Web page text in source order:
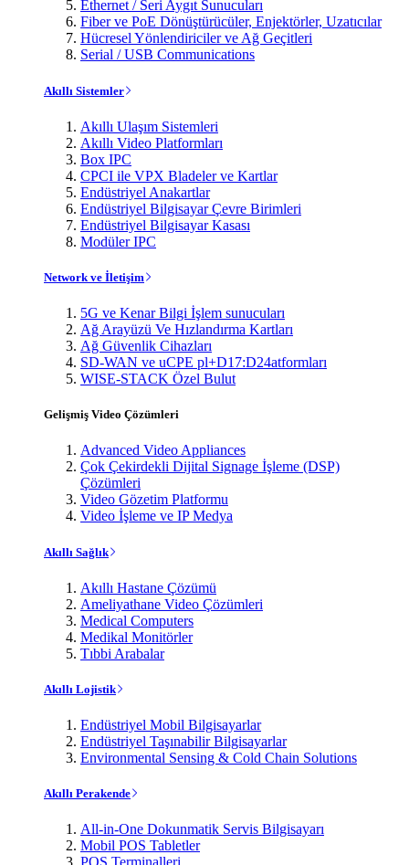
Ethernet / Seri Aygıt Sunucuları
Fiber ve PoE Dönüştürücüler, Enjektörler, Uzatıcılar
Hücresel Yönlendiriciler ve Ağ Geçitleri
Serial / USB Communications
Akıllı Sistemler
Akıllı Ulaşım Sistemleri
Akıllı Video Platformları
Box IPC
CPCI ile VPX Bladeler ve Kartlar
Endüstriyel Anakartlar
Endüstriyel Bilgisayar Çevre Birimleri
Endüstriyel Bilgisayar Kasası
Modüler IPC
Network ve İletişim
5G ve Kenar Bilgi İşlem sunucuları
Ağ Arayüzü Ve Hızlandırma Kartları
Ağ Güvenlik Cihazları
SD-WAN ve uCPE pl+D17:D24atformları
WISE-STACK Özel Bulut
Gelişmiş Video Çözümleri
Advanced Video Appliances
Çok Çekirdekli Dijital Signage İşleme (DSP)
Çözümleri
Video Gözetim Platformu
Video İşleme ve IP Medya
Akıllı Sağlık
Akıllı Hastane Çözümü
Ameliyathane Video Çözümleri
Medical Computers
Medikal Monitörler
Tıbbi Arabalar
Akıllı Lojistik
Endüstriyel Mobil Bilgisayarlar
Endüstriyel Taşınabilir Bilgisayarlar
Environmental Sensing & Cold Chain Solutions
Akıllı Perakende
All-in-One Dokunmatik Servis Bilgisayarı
Mobil POS Tabletler